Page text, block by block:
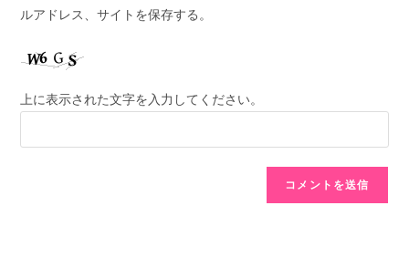
ルアドレス、サイトを保存する。
上に表示された文字を入力してください。